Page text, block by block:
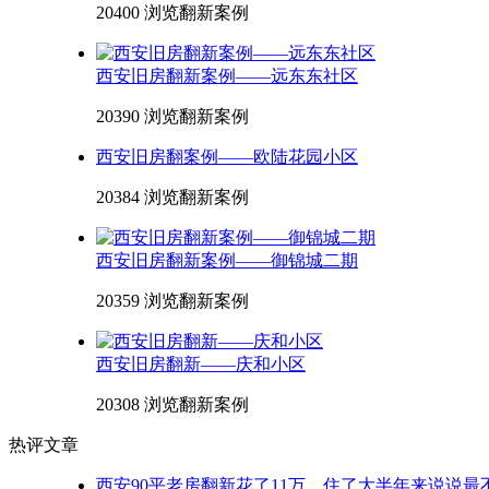
20400 浏览翻新案例
西安旧房翻新案例——远东东社区
20390 浏览翻新案例
西安旧房翻案例——欧陆花园小区
20384 浏览翻新案例
西安旧房翻新案例——御锦城二期
20359 浏览翻新案例
西安旧房翻新——庆和小区
20308 浏览翻新案例
热评文章